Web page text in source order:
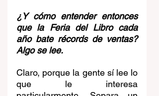
¿Y cómo entender entonces
que la Feria del Libro cada
año bate récords de ventas?
Algo se lee.
Claro, porque la gente sí lee lo
que le interesa